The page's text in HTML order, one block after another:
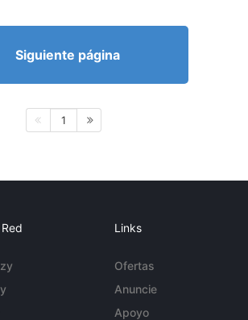
Siguiente página
1
Links
Ofertas
Anuncie
Apoyo